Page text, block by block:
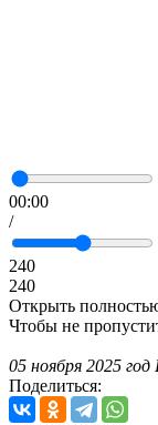
00:00
/
240
240
Открыть
Чтобы не
05 ноября 2025
Поделиться: